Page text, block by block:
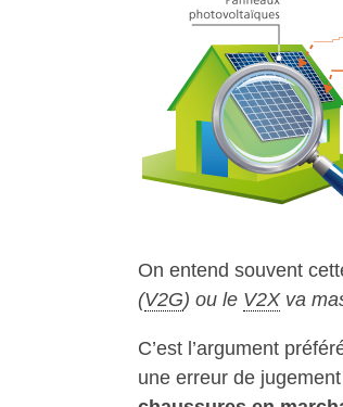
On entend souvent
(V2G) ou le V2Xva
C’est l’argument
une erreur de